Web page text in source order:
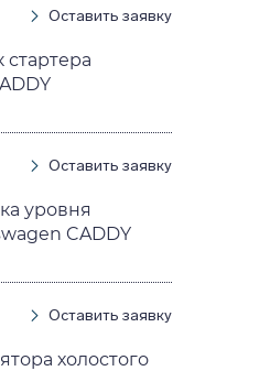
Оставить заявку
Оставить заявку
уровня
CADDY
Оставить заявку
холостого